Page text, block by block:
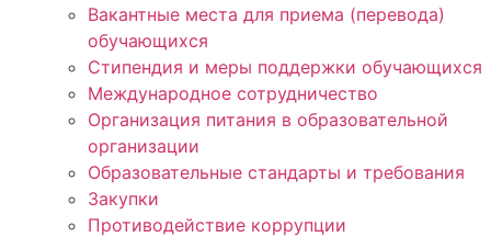
Вакантные места для приема (перевода)
обучающихся
Стипендия и меры поддержки обучающихся
Международное сотрудничество
Организация питания в образовательной
организации
Образовательные стандарты и требования
Закупки
Противодействие коррупции